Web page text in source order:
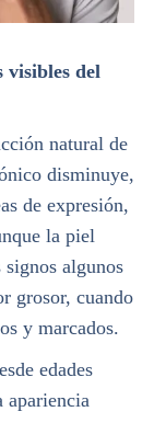
visibles del
natural de
disminuye,
de expresión,
la piel
signos algunos
grosor, cuando
y marcados.
edades
apariencia